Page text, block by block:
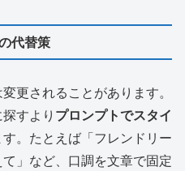
代替策
更されることがあります。
すより プロンプトでスタイ
。たとえば「フレンドリー
」など、口調を文章で固定